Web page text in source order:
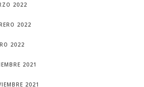
2022
2022
2022
2021
2021